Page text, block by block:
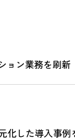
ョン業務を刷新
化した導入事例